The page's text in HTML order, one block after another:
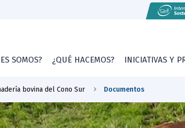
SOMOS? ¿QUÉ HACEMOS? INICIATIVAS Y
bovina del Cono Sur Documentos